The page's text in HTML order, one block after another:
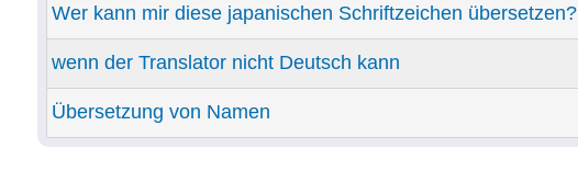
Wer kann mir diese japanischen Schriftzeichen übersetzen?
wenn der Translator nicht Deutsch kann
Übersetzung von Namen